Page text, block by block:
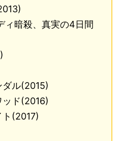
ィ暗殺、真実の4日間
ダル(2015)
ッド(2016)
ト(2017)